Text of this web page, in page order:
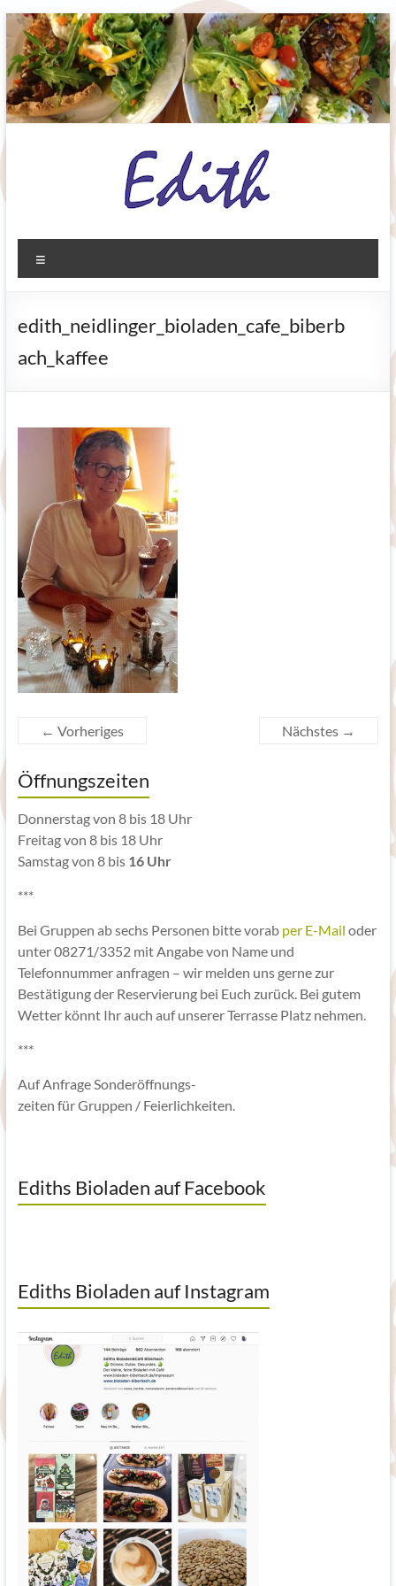
Zum
Inhalt
springen
Ediths
Bioladen
Biberbach
Grünes.
Gutes.
edith_neidlinger_bioladen_cafe_biberb
ach_kaffee
← Vorheriges Nächstes →
Öffnungszeiten
Donnerstag von 8 bis 18 Uhr
Freitag von 8 bis 18 Uhr
Samstag von 8 bis 16 Uhr
***
Bei Gruppen ab sechs Personen bitte vorab per E-Mail oder
unter 08271/3352 mit Angabe von Name und
Telefonnummer anfragen – wir melden uns gerne zur
Bestätigung der Reservierung bei Euch zurück. Bei gutem
Wetter könnt Ihr auch auf unserer Terrasse Platz nehmen.
***
Auf Anfrage Sonderöffnungs-
zeiten für Gruppen / Feierlichkeiten.
Ediths Bioladen auf Facebook
Ediths Bioladen auf Instagram